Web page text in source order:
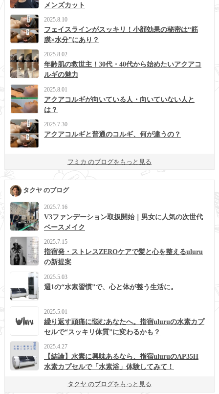
メンズカット
2025.8.10
フェイスラインがスッキリ！小顔効果の秘密は“筋
膜×水分”にあり？
2025.8.02
年齢肌の救世主！30代・40代から始めたいアクアコ
ルギの魅力
2025.8.01
アクアコルギが向いている人・向いていない人と
は？
2025.7.30
アクアコルギと普通のコルギ、何が違うの？
フミカ のブログをもっと見る
タクヤ のブログ
2025.7.16
V3ファンデーション取扱開始｜男女に人気の次世代
ベースメイク
2025.7.15
指宿発・ストレスZEROケアで髪と心を整えるuluru
の新提案
2025.5.03
週1の“水素習慣”で、心と体が整う生活に。
2025.5.01
繰り返す頭痛に悩むあなたへ。指宿uluruの水素カプ
セルで“スッキリ体質”に変わるかも？
2025.4.27
【結論】水素に興味あるなら、指宿uluruのAP35H
水素カプセルで「水素浴」体験してみて！
タクヤ のブログをもっと見る